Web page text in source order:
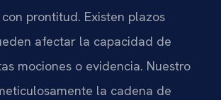
prontitud. Existen plazos
afectar la capacidad de
mociones o evidencia. Nuestro
la cadena de